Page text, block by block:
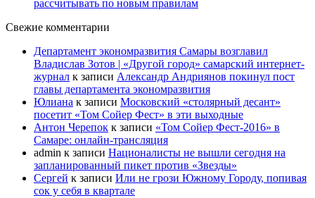
рассчитывать по новым правилам
Свежие комментарии
Департамент экономразвития Самары возглавил
Владислав Зотов | «Другой город» самарский интернет-
журнал к записи Александр Андриянов покинул пост
главы департамента экономразвития
Юлиана к записи Московский «столярный десант»
посетит «Том Сойер Фест» в эти выходные
Антон Черепок к записи «Том Сойер Фест-2016» в
Самаре: онлайн-трансляция
admin к записи Националисты не вышли сегодня на
запланированный пикет против «Звезды»
Сергей к записи Или не грози Южному Городу, попивая
сок у себя в квартале